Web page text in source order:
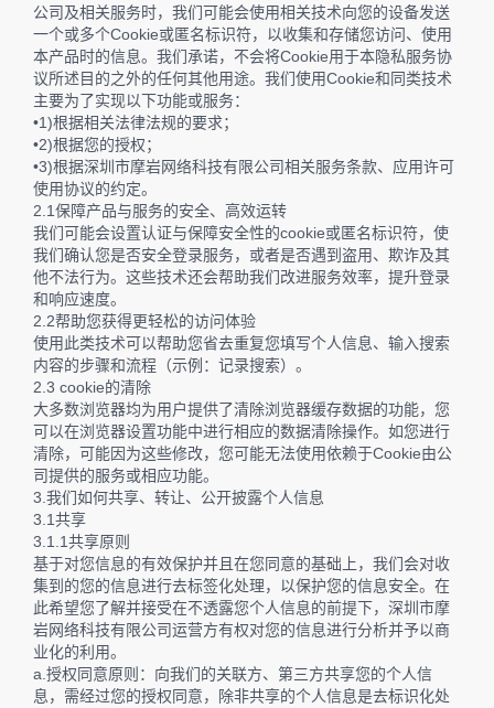
公司及相关服务时，我们可能会使用相关技术向您的设备发送
一个或多个Cookie或匿名标识符，以收集和存储您访问、使用
本产品时的信息。我们承诺，不会将Cookie用于本隐私服务协
议所述目的之外的任何其他用途。我们使用Cookie和同类技术
主要为了实现以下功能或服务：
•1)根据相关法律法规的要求；
•2)根据您的授权；
•3)根据深圳市摩岩网络科技有限公司相关服务条款、应用许可
使用协议的约定。
2.1保障产品与服务的安全、高效运转
我们可能会设置认证与保障安全性的cookie或匿名标识符，使
我们确认您是否安全登录服务，或者是否遇到盗用、欺诈及其
他不法行为。这些技术还会帮助我们改进服务效率，提升登录
和响应速度。
2.2帮助您获得更轻松的访问体验
使用此类技术可以帮助您省去重复您填写个人信息、输入搜索
内容的步骤和流程（示例：记录搜索）。
2.3 cookie的清除
大多数浏览器均为用户提供了清除浏览器缓存数据的功能，您
可以在浏览器设置功能中进行相应的数据清除操作。如您进行
清除，可能因为这些修改，您可能无法使用依赖于Cookie由公
司提供的服务或相应功能。
3.我们如何共享、转让、公开披露个人信息
3.1共享
3.1.1共享原则
基于对您信息的有效保护并且在您同意的基础上，我们会对收
集到的您的信息进行去标签化处理，以保护您的信息安全。在
此希望您了解并接受在不透露您个人信息的前提下，深圳市摩
岩网络科技有限公司运营方有权对您的信息进行分析并予以商
业化的利用。
a.授权同意原则：向我们的关联方、第三方共享您的个人信
息，需经过您的授权同意，除非共享的个人信息是去标识化处